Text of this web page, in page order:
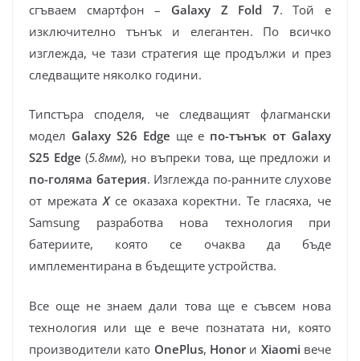
сгъваем смартфон – Galaxy Z Fold 7. Той е
изключително тънък и елегантен. По всичко
изглежда, че тази стратегия ще продължи и през
следващите няколко години.
Типстъра споделя, че следващият флагмански
модел Galaxy S26 Edge ще е по-тънък от Galaxy
S25 Edge (5.8мм), но въпреки това, ще предложи и
по-голяма батерия. Изглежда по-ранните слухове
от мрежатаXсе оказаха коректни. Те гласяха, че
Samsung разработва нова технология при
батериите, която се очаква да бъде
имплементирана в бъдещите устройства.
Все още не знаем дали това ще е съвсем нова
технология или ще е вече познатата ни, която
производители като OnePlus, Honor и Xiaomi вече